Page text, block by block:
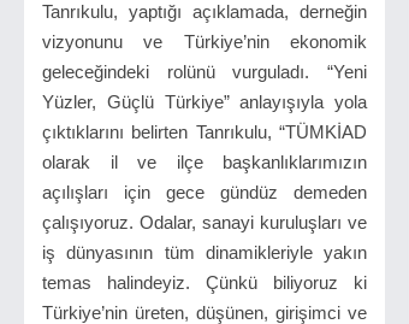
Tanrıkulu, yaptığı açıklamada, derneğin
vizyonunu ve Türkiye’nin ekonomik
geleceğindeki rolünü vurguladı. “Yeni
Yüzler, Güçlü Türkiye” anlayışıyla yola
çıktıklarını belirten Tanrıkulu, “TÜMKİAD
olarak il ve ilçe başkanlıklarımızın
açılışları için gece gündüz demeden
çalışıyoruz. Odalar, sanayi kuruluşları ve
iş dünyasının tüm dinamikleriyle yakın
temas halindeyiz. Çünkü biliyoruz ki
Türkiye’nin üreten, düşünen, girişimci ve